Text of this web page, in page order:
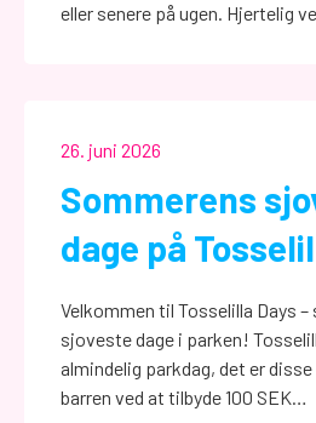
eller senere på ugen. Hjertelig
26. juni 2026
Sommerens
dage på
Velkommen til Tosselilla Days
sjoveste dage i parken!
almindelig parkdag, det er
barren ved at tilbyde 100 SEK…